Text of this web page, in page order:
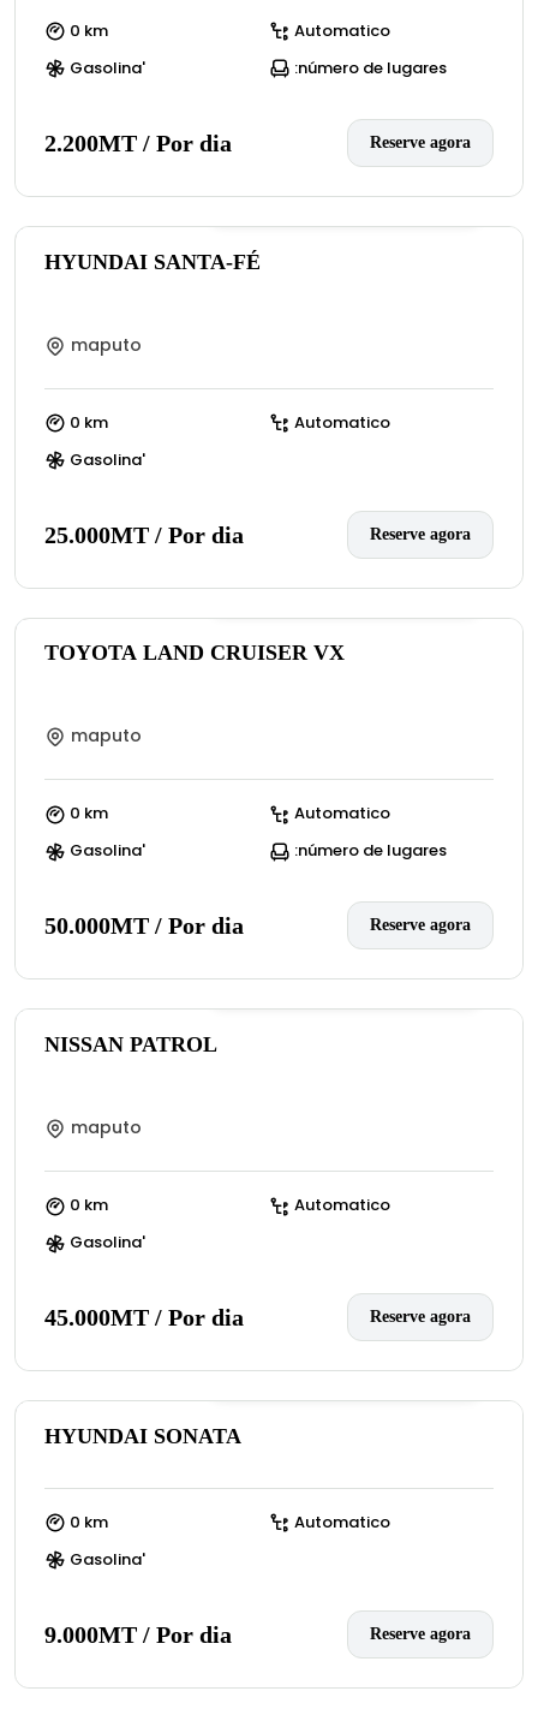
0 km
Automatico
Gasolina'
:número de lugares
2.200MT / Por dia Reserve agora
HYUNDAI SANTA-FÉ
maputo
0 km
Automatico
Gasolina'
25.000MT / Por dia Reserve agora
TOYOTA LAND CRUISER VX
maputo
0 km
Automatico
Gasolina'
:número de lugares
50.000MT / Por dia Reserve agora
NISSAN PATROL
maputo
0 km
Automatico
Gasolina'
45.000MT / Por dia Reserve agora
HYUNDAI SONATA
0 km
Automatico
Gasolina'
9.000MT / Por dia Reserve agora